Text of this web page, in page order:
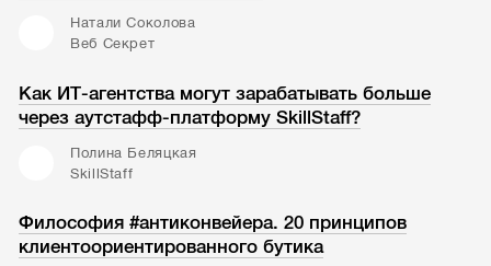
Натали Соколова
Веб Секрет
Как ИТ-агентства могут зарабатывать больше
через аутстафф-платформу SkillStaff?
Полина Беляцкая
SkillStaff
Философия #антиконвейера. 20 принципов
клиентоориентированного бутика